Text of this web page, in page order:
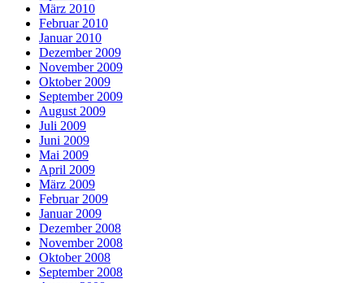
März 2010
Februar 2010
Januar 2010
Dezember 2009
November 2009
Oktober 2009
September 2009
August 2009
Juli 2009
Juni 2009
Mai 2009
April 2009
März 2009
Februar 2009
Januar 2009
Dezember 2008
November 2008
Oktober 2008
September 2008